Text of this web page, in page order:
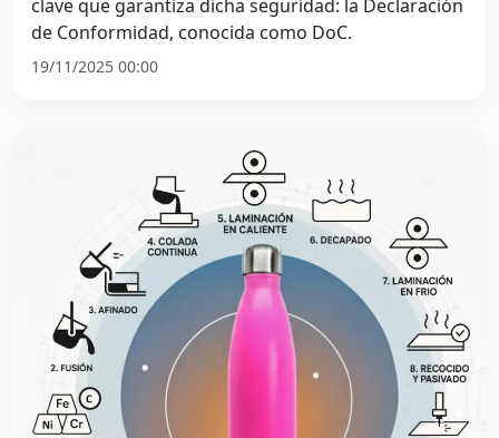
clave que garantiza dicha seguridad: la Declaración
de Conformidad, conocida como DoC.
19/11/2025 00:00